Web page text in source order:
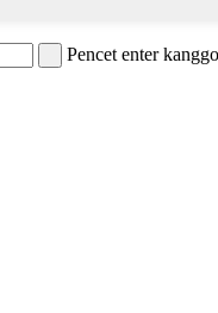
Pencet enter